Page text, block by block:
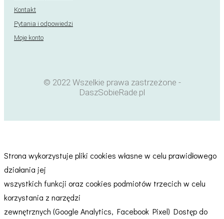
Kontakt
Pytania i odpowiedzi
Moje konto
© 2022 Wszelkie prawa zastrzeżone -
DaszSobieRade.pl
Strona wykorzystuje pliki cookies własne w celu prawidłowego
działania jej
wszystkich funkcji oraz cookies podmiotów trzecich w celu
korzystania z narzędzi
zewnętrznych (Google Analytics, Facebook Pixel) Dostęp do